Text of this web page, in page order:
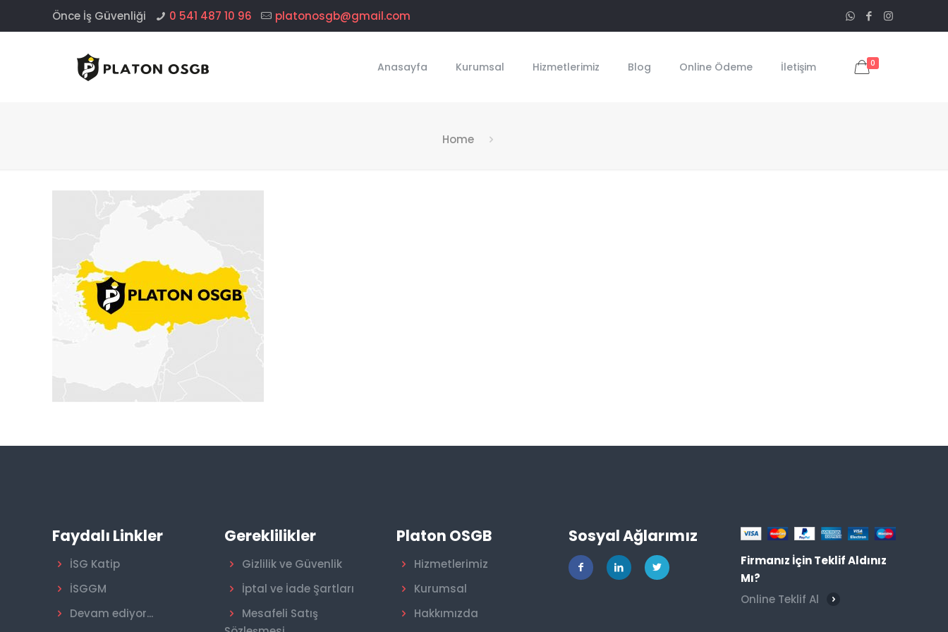
Önce İş Güvenliği 0 541 487 10 96 platonosgb@gmail.com
Anasayfa Kurumsal Hizmetlerimiz Blog Online Ödeme İletişim 0
Home
Faydalı Linkler
İSG Katip
İSGGM
Devam ediyor...
Gereklilikler
Gizlilik ve Güvenlik
İptal ve İade Şartları
Mesafeli Satış
Platon OSGB
Hizmetlerimiz
Kurumsal
Hakkımızda
Sosyal Ağlarımız
Firmanız İçin Teklif Aldınız
Mı?
Online Teklif Al